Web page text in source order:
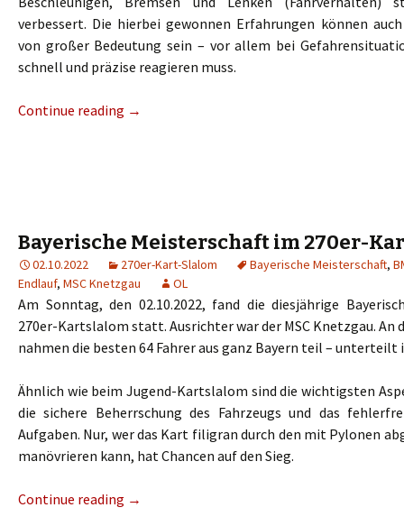
verbessert. Die hierbei gewonnen Erfahrungen können
von großer Bedeutung sein – vor allem bei
schnell und präzise reagieren muss.
Continue reading →
Bayerische Meisterschaft im 270er-
02.10.2022 270er-Kart-Slalom Bayerische Meisterschaft,
Endlauf, MSC Knetzgau OL
Am Sonntag, den 02.10.2022, fand die diesjährige
270er-Kartslalom statt. Ausrichter war der MSC Knetzgau. An
nahmen die besten 64 Fahrer aus ganz Bayern teil – unterteilt
Ähnlich wie beim Jugend-Kartslalom sind die wichtigsten
die sichere Beherrschung des Fahrzeugs und das
Aufgaben. Nur, wer das Kart filigran durch den mit Pylonen
manövrieren kann, hat Chancen auf den Sieg.
Continue reading →